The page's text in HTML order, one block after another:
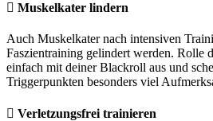
Muskelkater lindern
Auch Muskelkater nach intensiven
Faszientraining gelindert werden. Rolle
einfach mit deiner Blackroll aus und
Triggerpunkten besonders viel
Verletzungsfrei trainieren